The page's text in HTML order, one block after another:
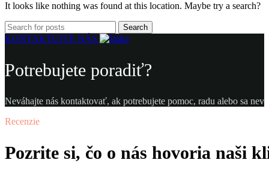
It looks like nothing was found at this location. Maybe try a search?
Search
KONTAKTUJTE NÁS
Potrebujete poradiť?
Neváhajte nás kontaktovať, ak potrebujete pomoc, radu alebo sa
Recenzie
Pozrite si, čo o nás hovoria naši